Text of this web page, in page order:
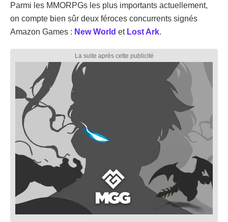
Parmi les MMORPGs les plus importants actuellement,
on compte bien sûr deux féroces concurrents signés
Amazon Games : New World et Lost Ark.